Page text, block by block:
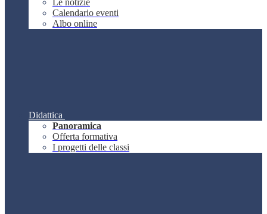
Le notizie
Calendario eventi
Albo online
Didattica
Panoramica
Offerta formativa
I progetti delle classi